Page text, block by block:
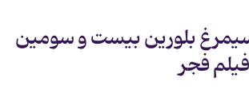
بلورین بیست و سومین
فجر